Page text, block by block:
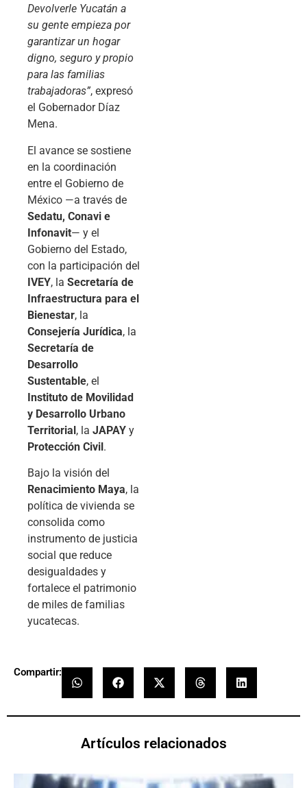
Devolverle Yucatán a
su gente empieza por
garantizar un hogar
digno, seguro y propio
para las familias
trabajadoras”, expresó
el Gobernador Díaz
Mena.
El avance se sostiene
en la coordinación
entre el Gobierno de
México —a través de
Sedatu, Conavi e
Infonavit— y el
Gobierno del Estado,
con la participación del
IVEY, la Secretaría de
Infraestructura para el
Bienestar, la
Consejería Jurídica, la
Secretaría de
Desarrollo
Sustentable, el
Instituto de Movilidad
y Desarrollo Urbano
Territorial, la JAPAY y
Protección Civil.
Bajo la visión del
Renacimiento Maya, la
política de vivienda se
consolida como
instrumento de justicia
social que reduce
desigualdades y
fortalece el patrimonio
de miles de familias
yucatecas.
Compartir:
Artículos relacionados